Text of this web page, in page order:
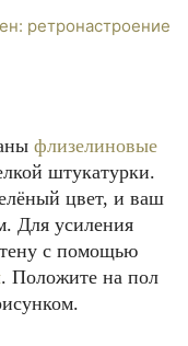
флизелиновые
штукатурки.
цвет, и ваш
Для усиления
с помощью
. Положите на пол